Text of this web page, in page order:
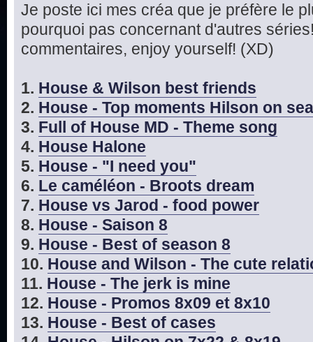
Je poste ici mes créa que je préfère le
pourquoi pas concernant d'autres
commentaires, enjoy yourself! (XD)
1. House & Wilson best friends
2. House - Top moments Hilson on
3. Full of House MD - Theme song
4. House Halone
5. House - "I need you"
6. Le caméléon - Broots dream
7. House vs Jarod - food power
8. House - Saison 8
9. House - Best of season 8
10. House and Wilson - The cute
11. House - The jerk is mine
12. House - Promos 8x09 et 8x10
13. House - Best of cases